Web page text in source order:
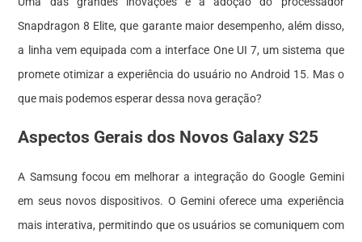
Snapdragon 8 Elite, que garante maior desempenho, além disso,
a linha vem equipada com a interface One UI 7, um sistema que
promete otimizar a experiência do usuário no Android 15. Mas o
que mais podemos esperar dessa nova geração?
Aspectos Gerais dos Novos Galaxy S25
A Samsung focou em melhorar a integração do Google Gemini
em seus novos dispositivos. O Gemini oferece uma experiência
mais interativa, permitindo que os usuários se comuniquem com